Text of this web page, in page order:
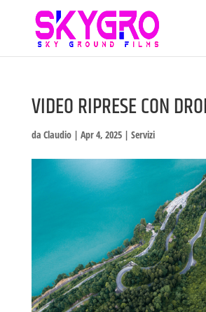
VIDEO RIPRESE CON
da Claudio| Apr 4, 2025| Servizi